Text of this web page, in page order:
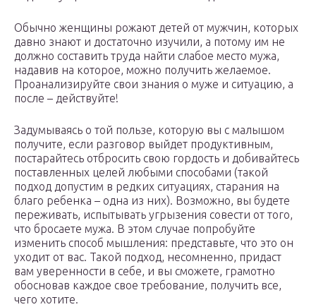
Обычно женщины рожают детей от мужчин, которых
давно знают и достаточно изучили, а потому им не
должно составить труда найти слабое место мужа,
надавив на которое, можно получить желаемое.
Проанализируйте свои знания о муже и ситуацию, а
после – действуйте!
Задумываясь о той пользе, которую вы с малышом
получите, если разговор выйдет продуктивным,
постарайтесь отбросить свою гордость и добивайтесь
поставленных целей любыми способами (такой
подход допустим в редких ситуациях, старания на
благо ребенка – одна из них). Возможно, вы будете
переживать, испытывать угрызения совести от того,
что бросаете мужа. В этом случае попробуйте
изменить способ мышления: представьте, что это он
уходит от вас. Такой подход, несомненно, придаст
вам уверенности в себе, и вы сможете, грамотно
обосновав каждое свое требование, получить все,
чего хотите.